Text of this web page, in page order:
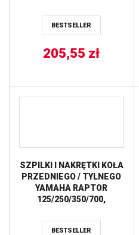
BESTSELLER
205,55 zł
SZPILKI I NAKRĘTKI KOŁA
PRZEDNIEGO / TYLNEGO
YAMAHA RAPTOR
125/250/350/700,
450 ALL BALLS
BESTSELLER